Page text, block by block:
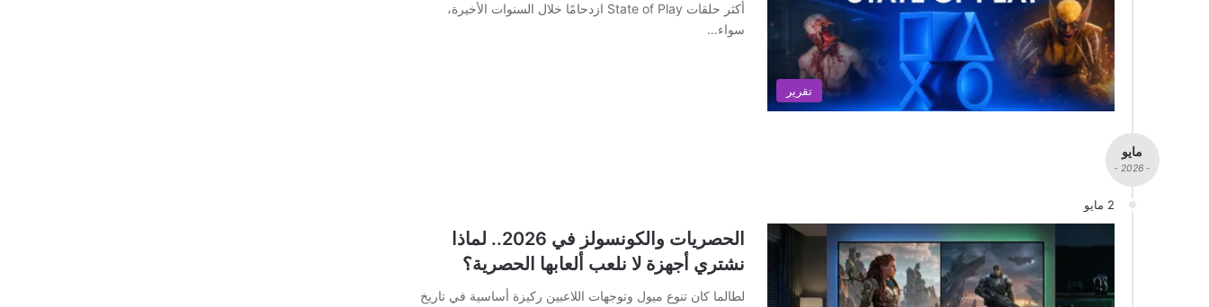
تقرير
أكثر حلقات State of Play ازدحامًا خلال السنوات الأخيرة،
سواء…
مايو
- 2026 -
2 مايو
الحصريات والكونسولز في 2026.. لماذا
نشتري أجهزة لا نلعب ألعابها الحصرية؟
لطالما كان تنوع ميول وتوجهات اللاعبين ركيزة أساسية في تاريخ